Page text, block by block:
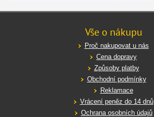
Vše o nákupu
Proč nakupovat u nás
Cena dopravy
Způsoby platby
Obchodní podmínky
Reklamace
Vrácení peněz do 14 dnů
Ochrana osobních údajů